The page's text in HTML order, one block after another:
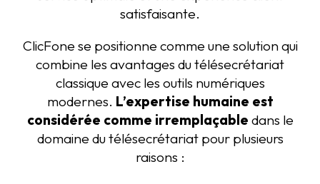
satisfaisante.
ClicFone se positionne comme une solution qui
combine les avantages du télésecrétariat
classique avec les outils numériques
modernes. L’expertise humaine est
considérée comme irremplaçable dans le
domaine du télésecrétariat pour plusieurs
raisons :